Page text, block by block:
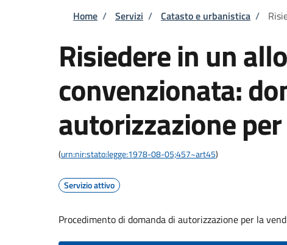
Briciole di pane
Home / Servizi / Catasto e urbanistica /
Risiedere in un
convenzionata:
autorizzazione
(urn:nir:stato:legge:1978-08-05;457~art45)
Servizio attivo
Procedimento di domanda di autorizzazione per la